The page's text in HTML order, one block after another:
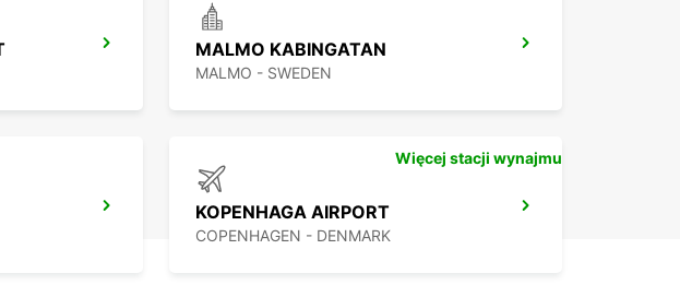
MALMO KABINGATAN
MALMO - SWEDEN
KOPENHAGA AIRPORT
COPENHAGEN - DENMARK
Więcej stacji wynajmu